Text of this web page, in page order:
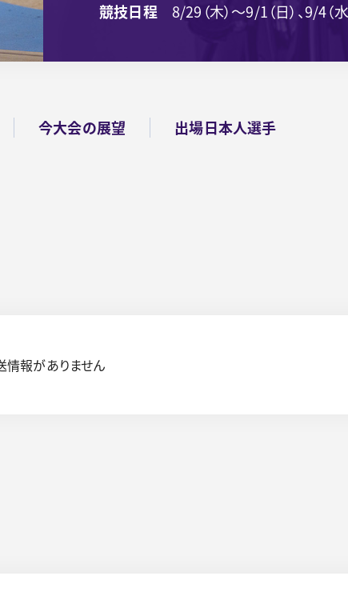
競技日程 8/29（木）～9/1（日）、9/4（
今大会の展望 出場日本人選手
情報がありません